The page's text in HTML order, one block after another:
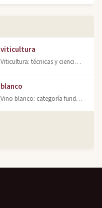
viticultura
Viticultura: técnicas y ciencias aplicadas al cultivo de la vid. Plagas, enferme
blanco
Vino blanco: categoría fundamental elaborada sin contacto con hollejos. Blanco d